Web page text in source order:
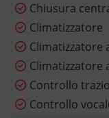
Chiusura
Climatizzatore
Climatizzatore
Climatizzatore
Controllo
Controllo